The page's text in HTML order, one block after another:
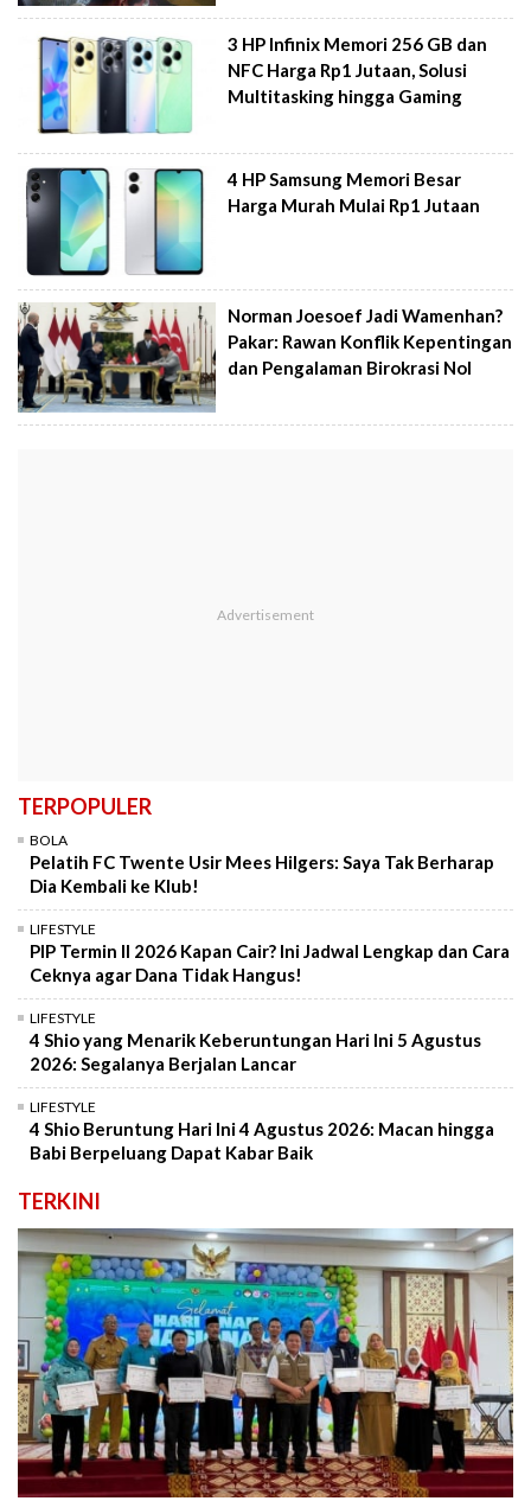
3 HP Infinix Memori 256 GB dan
NFC Harga Rp1 Jutaan, Solusi
Multitasking hingga Gaming
4 HP Samsung Memori Besar
Harga Murah Mulai Rp1 Jutaan
Norman Joesoef Jadi Wamenhan?
Pakar: Rawan Konflik Kepentingan
dan Pengalaman Birokrasi Nol
TERPOPULER
BOLA
Pelatih FC Twente Usir Mees Hilgers: Saya Tak Berharap
Dia Kembali ke Klub!
LIFESTYLE
PIP Termin II 2026 Kapan Cair? Ini Jadwal Lengkap dan Cara
Ceknya agar Dana Tidak Hangus!
LIFESTYLE
4 Shio yang Menarik Keberuntungan Hari Ini 5 Agustus
2026: Segalanya Berjalan Lancar
LIFESTYLE
4 Shio Beruntung Hari Ini 4 Agustus 2026: Macan hingga
Babi Berpeluang Dapat Kabar Baik
TERKINI